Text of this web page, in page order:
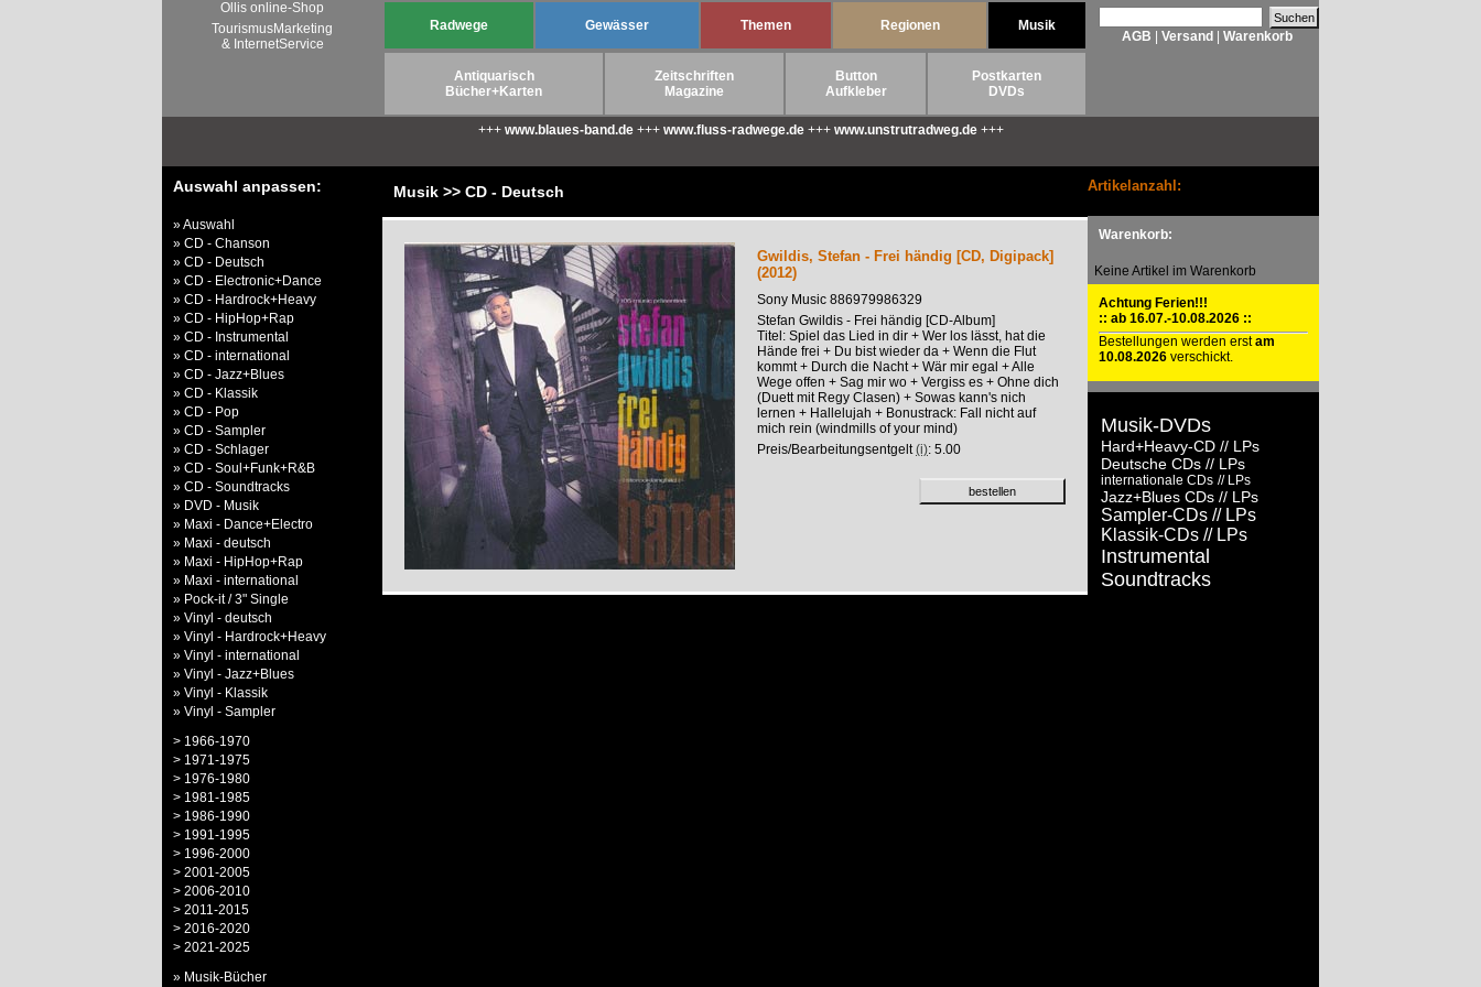
Ollis online-Shop
TourismusMarketing
& InternetService
Radwege Gewässer Themen Regionen Musik
Antiquarisch
Bücher+Karten
Zeitschriften
Magazine
Button
Aufkleber
Postkarten
DVDs
AGB Versand Warenkorb
+++ www.blaues-band.de+++ www.fluss-radwege.de+++ www.unstrutradweg.de+++
Auswahl anpassen:
» Auswahl
» CD - Chanson
» CD - Deutsch
» CD - Electronic+Dance
» CD - Hardrock+Heavy
» CD - HipHop+Rap
» CD - Instrumental
» CD - international
» CD - Jazz+Blues
» CD - Klassik
» CD - Pop
» CD - Sampler
» CD - Schlager
» CD - Soul+Funk+R&B
» CD - Soundtracks
» DVD - Musik
» Maxi - Dance+Electro
» Maxi - deutsch
» Maxi - HipHop+Rap
» Maxi - international
» Pock-it / 3" Single
» Vinyl - deutsch
» Vinyl - Hardrock+Heavy
» Vinyl - international
» Vinyl - Jazz+Blues
» Vinyl - Klassik
» Vinyl - Sampler
> 1966-1970
> 1971-1975
> 1976-1980
> 1981-1985
> 1986-1990
> 1991-1995
> 1996-2000
> 2001-2005
> 2006-2010
> 2011-2015
> 2016-2020
> 2021-2025
» Musik-Bücher
Musik >> CD - Deutsch
Gwildis, Stefan - Frei händig [CD, Digipack]
(2012)
Sony Music 886979986329
Stefan Gwildis - Frei händig [CD-Album]
Titel: Spiel das Lied in dir + Wer los lässt, hat die
Hände frei + Du bist wieder da + Wenn die Flut
kommt + Durch die Nacht + Wär mir egal + Alle
Wege offen + Sag mir wo + Vergiss es + Ohne dich
(Duett mit Regy Clasen) + Sowas kann's nich
lernen + Hallelujah + Bonustrack: Fall nicht auf
mich rein (windmills of your mind)
Preis/Bearbeitungsentgelt(i): 5.00
Artikelanzahl:
Warenkorb:
Keine Artikel im Warenkorb
Achtung Ferien!!!
:: ab 16.07.-10.08.2026 ::
Bestellungen werden erstam
10.08.2026 verschickt.
Musik-DVDs
Hard+Heavy-CD // LPs
Deutsche CDs // LPs
internationale CDs // LPs
Jazz+Blues CDs // LPs
Sampler-CDs // LPs
Klassik-CDs // LPs
Instrumental
Soundtracks